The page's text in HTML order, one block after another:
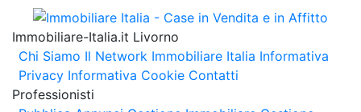
Immobiliare-Italia.it Livorno
Chi Siamo Il Network Immobiliare Italia Informativa
Privacy Informativa Cookie Contatti
Professionisti